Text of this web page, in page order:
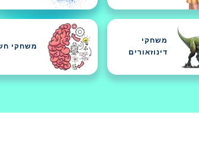
משחקי
דינוזאורים
משחקי